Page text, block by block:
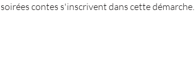
soirées contes s'inscrivent dans cette démarche.